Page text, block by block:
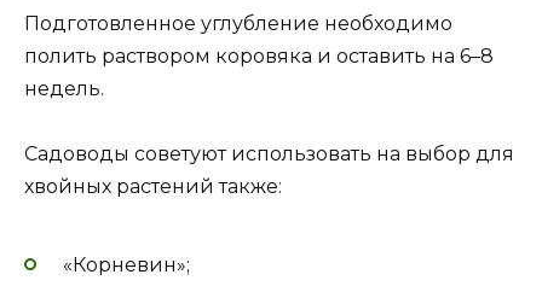
Подготовленное углубление необходимо
полить раствором коровяка и оставить на 6–8
недель.
Садоводы советуют использовать на выбор для
хвойных растений также:
«Корневин»;